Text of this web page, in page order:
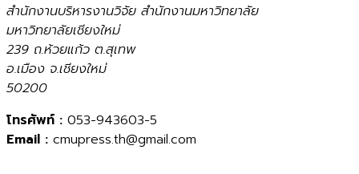
สำนักงานบริหารงานวิจัย สำนักงานมหาวิทยาลัย
มหาวิทยาลัยเชียงใหม่
239 ถ.ห้วยแก้ว ต.สุเทพ
อ.เมือง จ.เชียงใหม่
50200
โทรศัพท์ : 053-943603-5
Email : cmupress.th@gmail.com